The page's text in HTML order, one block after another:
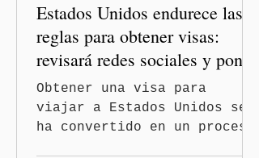
diplomáticas con el mu
Estados Unidos endurece las
reglas para obtener visas:
revisará redes sociales y pone
freno al Turismo de
Nacimiento
Obtener una visa para
viajar a Estados Unidos se
ha convertido en un proceso